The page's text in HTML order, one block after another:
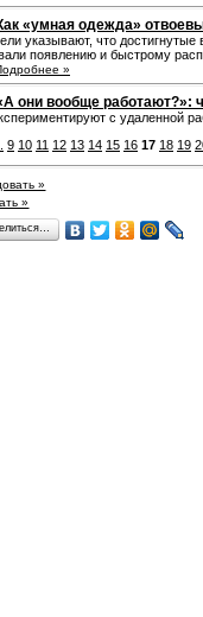
«умная одежда»
указывают, что
появлению и быстрому
»
они вообще работают?»:
с удаленной
9 10 11 12 13 14 15 16 17 18 19
»
»